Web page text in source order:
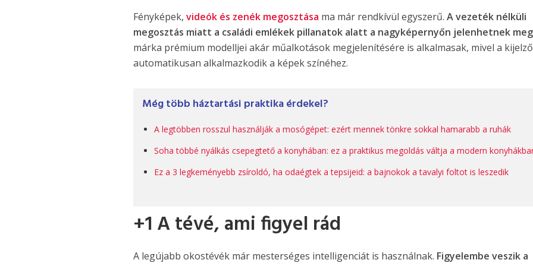
Fényképek,videók és zenék megosztása ma már rendkívül egyszerű.A vezeték nélküli
megosztás miatt a családi emlékek pillanatok alatt a nagyképernyőn jelenhetnek
márka prémium modelljei akár műalkotások megjelenítésére is alkalmasak, mivel a kijelző
automatikusan alkalmazkodik a képek színéhez.
Még több háztartási praktika érdekel?
A legtöbben rosszul használják a mosógépet: ezért mennek tönkre sokkal hamarabb a ruhák
Soha többé nyálkás csepegtető a konyhában: ez a praktikus megoldás váltja a modern
Ez a 3 legkeményebb zsíroldó, ha odaégtek a tepsijeid: a bajnokok a tavalyi foltot is leszedik
+1 A tévé, ami figyel rád
A legújabb okostévék már mesterséges intelligenciát is használnak. Figyelembe veszik a